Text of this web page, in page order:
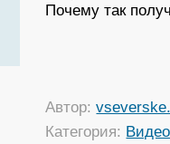
Почему так
Автор:
Категория: Видео